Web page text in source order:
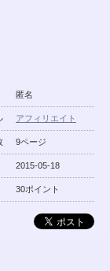
匿名
アフィリエイト
9ページ
2015-05-18
30ポイント